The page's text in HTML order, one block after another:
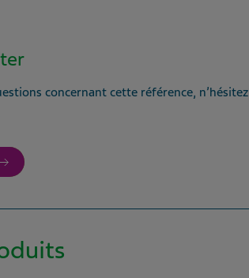
concernant cette référence,